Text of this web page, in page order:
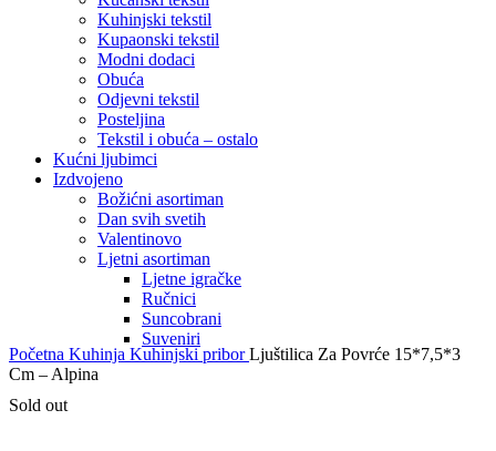
Kuhinjski tekstil
Kupaonski tekstil
Modni dodaci
Obuća
Odjevni tekstil
Posteljina
Tekstil i obuća – ostalo
Kućni ljubimci
Izdvojeno
Božićni asortiman
Dan svih svetih
Valentinovo
Ljetni asortiman
Ljetne igračke
Ručnici
Suncobrani
Suveniri
Početna Kuhinja Kuhinjski priborLjuštilica Za Povrće 15*7,5*3
Cm – Alpina
Sold out